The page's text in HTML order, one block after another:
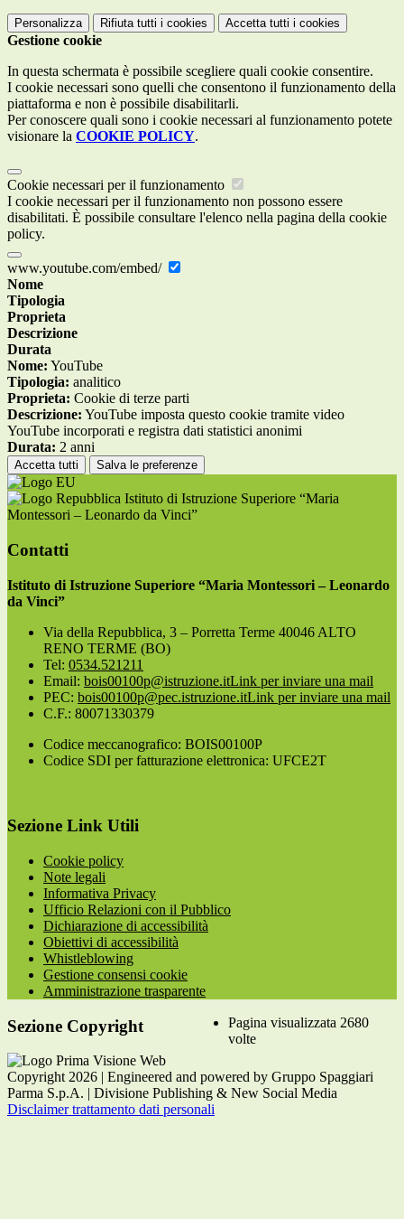
Personalizza Rifiuta tutti i cookies Accetta tutti i cookies
Gestione cookie
In questa schermata è possibile scegliere quali cookie consentire.
I cookie necessari sono quelli che consentono il funzionamento della
piattaforma e non è possibile disabilitarli.
Per conoscere quali sono i cookie necessari al funzionamento potete
visionare la COOKIE POLICY.
Cookie necessari per il funzionamento
I cookie necessari per il funzionamento non possono essere
disabilitati. È possibile consultare l'elenco nella pagina della cookie
policy.
www.youtube.com/embed/
Nome
Tipologia
Proprieta
Descrizione
Durata
Nome: YouTube
Tipologia: analitico
Proprieta: Cookie di terze parti
Descrizione: YouTube imposta questo cookie tramite video
YouTube incorporati e registra dati statistici anonimi
Durata: 2 anni
Accetta tutti Salva le preferenze
Istituto di Istruzione Superiore “Maria
Montessori – Leonardo da Vinci”
Contatti
Istituto di Istruzione Superiore “Maria Montessori – Leonardo
da Vinci”
Via della Repubblica, 3 – Porretta Terme 40046 ALTO
RENO TERME (BO)
Tel: 0534.521211
Email: bois00100p@istruzione.itLink per inviare una mail
PEC: bois00100p@pec.istruzione.itLink per inviare una mail
C.F.: 80071330379
Codice meccanografico: BOIS00100P
Codice SDI per fatturazione elettronica: UFCE2T
Sezione Link Utili
Cookie policy
Note legali
Informativa Privacy
Ufficio Relazioni con il Pubblico
Dichiarazione di accessibilità
Obiettivi di accessibilità
Whistleblowing
Gestione consensi cookie
Amministrazione trasparente
Pagina visualizzata 2680
volte
Sezione Copyright
Copyright 2026 | Engineered and powered by Gruppo Spaggiari
Parma S.p.A. | Divisione Publishing & New Social Media
Disclaimer trattamento dati personali